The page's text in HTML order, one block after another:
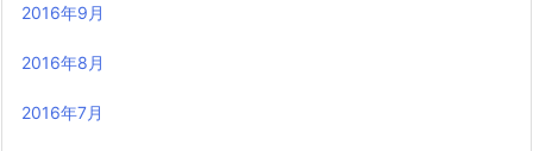
2016年9月
2016年8月
2016年7月